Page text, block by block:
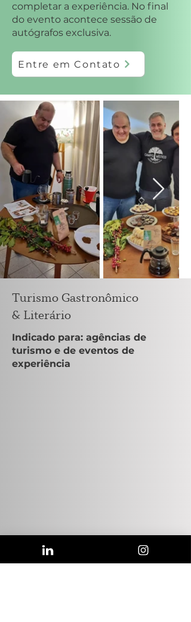
completar a experiência. No final
do evento acontece sessão de
autógrafos exclusiva.
Entre em Contato
Turismo Gastronômico
& Literário
Indicado para: agências de
turismo e de eventos de
experiência